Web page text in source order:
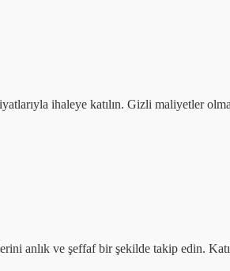
ihaleye katılın. Gizli maliyetler
anlık ve şeffaf bir şekilde takip edin.